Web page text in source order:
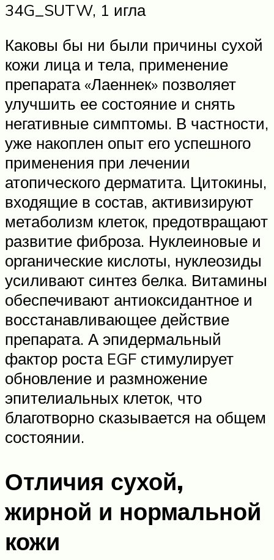
34G_SUTW, 1 игла
Каковы бы ни были причины сухой
кожи лица и тела, применение
препарата «Лаеннек» позволяет
улучшить ее состояние и снять
негативные симптомы. В частности,
уже накоплен опыт его успешного
применения при лечении
атопического дерматита. Цитокины,
входящие в состав, активизируют
метаболизм клеток, предотвращают
развитие фиброза. Нуклеиновые и
органические кислоты, нуклеозиды
усиливают синтез белка. Витамины
обеспечивают антиоксидантное и
восстанавливающее действие
препарата. А эпидермальный
фактор роста EGF стимулирует
обновление и размножение
эпителиальных клеток, что
благотворно сказывается на общем
состоянии.
Отличия сухой,
жирной и нормальной
кожи